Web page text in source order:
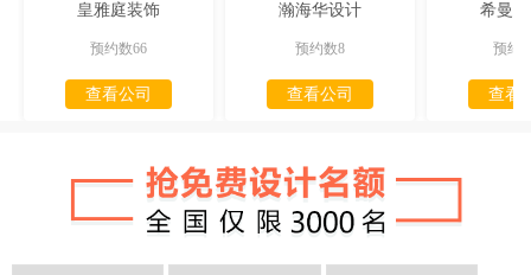
皇雅庭装饰
预约数66
查看公司
瀚海华设计
预约数8
查看公司
希曼
预约
查看